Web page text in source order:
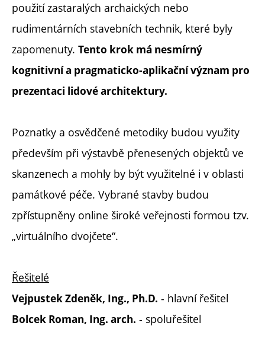
použití zastaralých archaických nebo
rudimentárních stavebních technik, které byly
zapomenuty. Tento krok má nesmírný
kognitivní a pragmaticko-aplikační význam pro
prezentaci lidové architektury.
Poznatky a osvědčené metodiky budou využity
především při výstavbě přenesených objektů ve
skanzenech a mohly by být využitelné i v oblasti
památkové péče. Vybrané stavby budou
zpřístupněny online široké veřejnosti formou tzv.
„virtuálního dvojčete“.
Řešitelé
Vejpustek Zdeněk, Ing., Ph.D. - hlavní řešitel
Bolcek Roman, Ing. arch. - spoluřešitel